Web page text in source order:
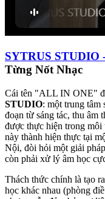
SYTRUS STUDIO
Từng Nốt Nhạc
Cái tên "ALL IN ONE"
STUDIO: một trung tâm
đoạn từ sáng tác, thu âm
được thực hiện trong
này thành hiện thực tại
Nội, đòi hỏi một giải
còn phải xử lý âm học
Thách thức chính là tạo
học khác nhau (phòng